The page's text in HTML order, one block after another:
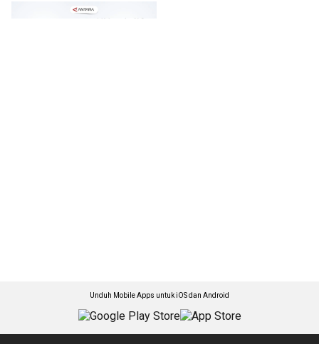
Unduh Mobile Apps untuk iOS dan Android